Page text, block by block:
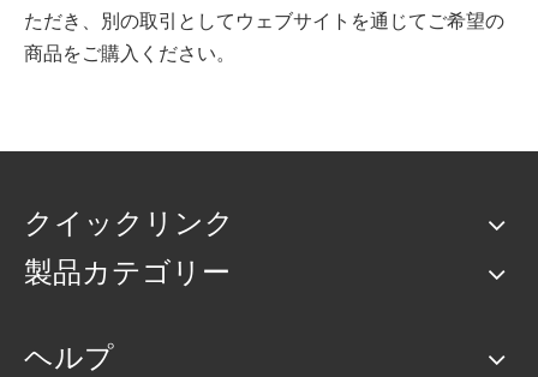
ただき、別の取引としてウェブサイトを通じてご希望の
商品をご購入ください。
クイックリンク
製品カテゴリー
ヘルプ